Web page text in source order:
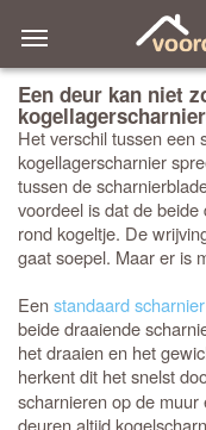
Een deur kan niet
Het verschil tussen een
kogellagerscharnier
tussen de
voordeel is dat de
rond kogeltje. De
gaat soepel. Maar er is
Eenstandaard scharnier
beide draaiende
het draaien en het
herkent dit het snelst
scharnieren op de
deuren altijd